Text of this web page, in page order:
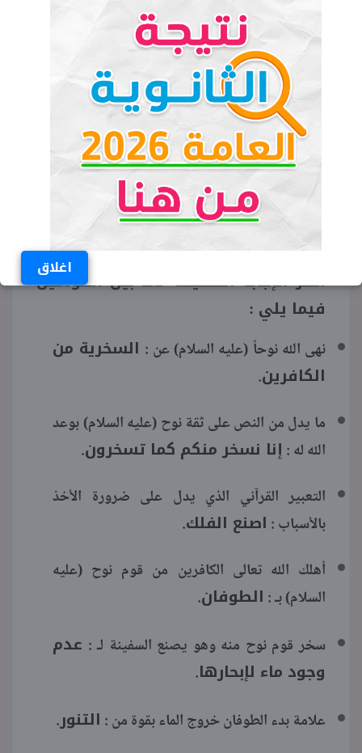
اغلاق
لم يركب السفينة مع سيدنا نوح (عليه السلام) إلا
عدد قليل. (✓)
طلب سيدنا نوح (عليه السلام) من ابنه ركوب
السفينة.(✓)
كان سيدنا نوح (عليه السلام) يعمل نجاراً.(✓)
الآيات الكريمة من سورة نوح.(X)
(التصحيح: من
اختر الإجابة الصحيحة مما بين القوسين
فيما يلي :
نهى الله نوحاً (عليه السلام) عن : السخرية من
الكافرين.
ما يدل من النص على ثقة نوح (عليه السلام) بوعد
الله له :إنا نسخر منكم كما تسخرون.
التعبير القرآني الذي يدل على ضرورة الأخذ
بالأسباب : اصنع الفلك.
أهلك الله تعالى الكافرين من قوم نوح (عليه
السلام) بـ : الطوفان.
سخر قوم نوح منه وهو يصنع السفينة لـ : عدم
وجود ماء لإبحارها.
علامة بدء الطوفان خروج الماء بقوة من : التنور.